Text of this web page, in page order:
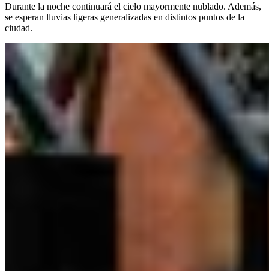
Durante la noche continuará el cielo mayormente nublado. Además,
se esperan lluvias ligeras generalizadas en distintos puntos de la
ciudad.